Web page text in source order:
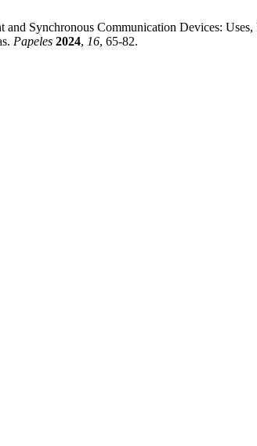
and Synchronous Communication Devices:
Papeles 2024, 16, 65-82.